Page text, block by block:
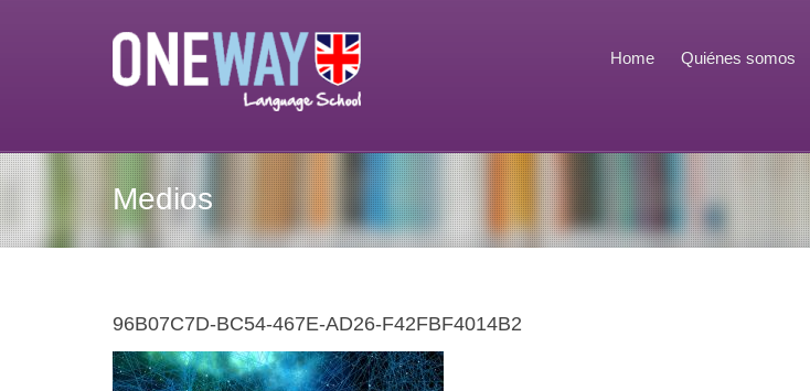
Home Quiénes somos
Medios
96B07C7D-BC54-467E-AD26-F42FBF4014B2